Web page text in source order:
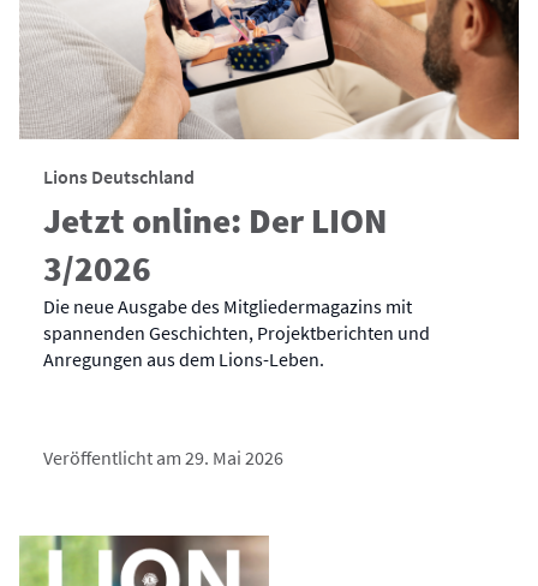
Lions Deutschland
Jetzt online: Der LION
3/2026
Die neue Ausgabe des Mitgliedermagazins mit
spannenden Geschichten, Projektberichten und
Anregungen aus dem Lions-Leben.
Veröffentlicht am 29. Mai 2026